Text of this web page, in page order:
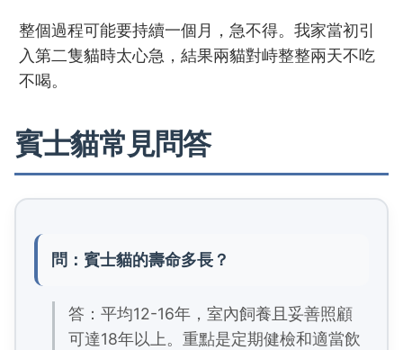
整個過程可能要持續一個月，急不得。我家當初引
入第二隻貓時太心急，結果兩貓對峙整整兩天不吃
不喝。
賓士貓常見問答
問：賓士貓的壽命多長？
答：平均12-16年，室內飼養且妥善照顧
可達18年以上。重點是定期健檢和適當飲